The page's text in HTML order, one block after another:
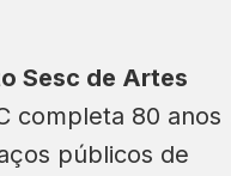
Sesc de Artes
completa 80 anos
públicos de